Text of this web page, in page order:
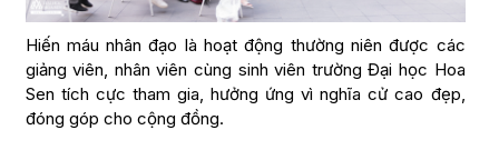
Hiến máu nhân đạo là hoạt động thường niên được các
giảng viên, nhân viên cùng sinh viên trường Đại học Hoa
Sen tích cực tham gia, hưởng ứng vì nghĩa cử cao đẹp,
đóng góp cho cộng đồng.